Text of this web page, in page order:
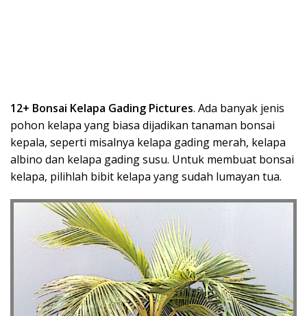
12+ Bonsai Kelapa Gading Pictures. Ada banyak jenis
pohon kelapa yang biasa dijadikan tanaman bonsai
kepala, seperti misalnya kelapa gading merah, kelapa
albino dan kelapa gading susu. Untuk membuat bonsai
kelapa, pilihlah bibit kelapa yang sudah lumayan tua.